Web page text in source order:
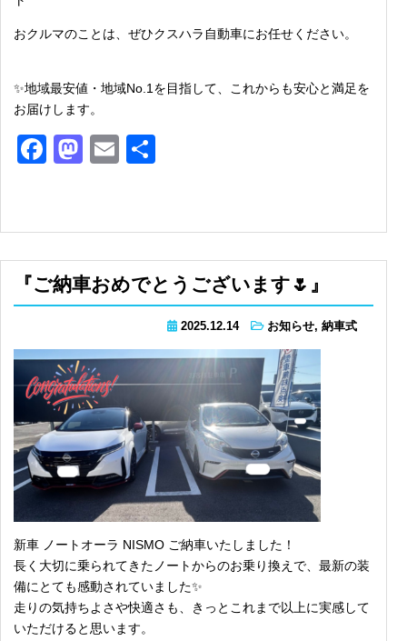
おクルマのことは、ぜひクスハラ自動車にお任せください。
✨地域最安値・地域No.1を目指して、これからも安心と満足を
お届けします。
Facebook
Mastodon
Email
『ご納車おめでとうございます🌷』
2025.12.14 お知らせ, 納車式
新車 ノートオーラ NISMO ご納車いたしました！
長く大切に乗られてきたノートからのお乗り換えで、最新の装
備にとても感動されていました✨
走りの気持ちよさや快適さも、きっとこれまで以上に実感して
いただけると思います。